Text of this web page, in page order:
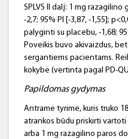
SPLVS II dalį: 1 mg
-2,7; 95% PI [-3,87, -1,55];
palyginti su placebu, -1,68;
Poveikis buvo akivaizdus,
sergantiems pacientams.
kokybė (vertinta pagal PD-
Papildomas gydymas
Antrame tyrime, kuris truko
atrankos būdu priskirti
arba 1 mg razagilino paros